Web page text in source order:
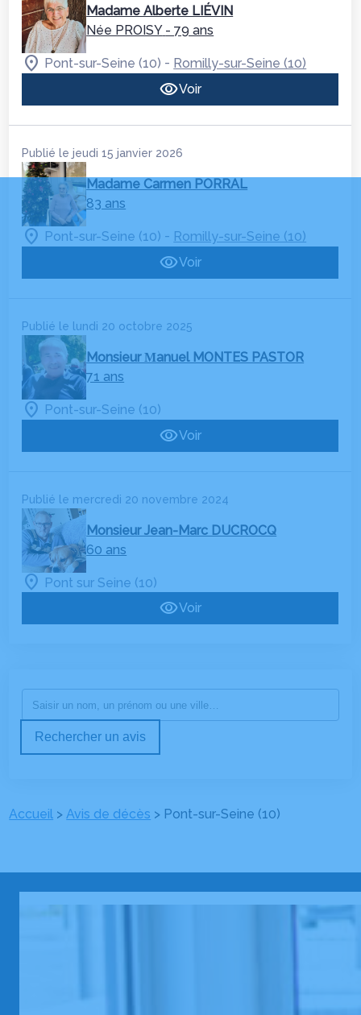
Madame Alberte LIÉVIN
Née PROISY - 79 ans
Pont-sur-Seine (10) - Romilly-sur-Seine (10)
Voir
Publié le jeudi 15 janvier 2026
Madame Carmen PORRAL
83 ans
Pont-sur-Seine (10) - Romilly-sur-Seine (10)
Voir
Publié le lundi 20 octobre 2025
Monsieur Μanuel MONTES PASTOR
71 ans
Pont-sur-Seine (10)
Voir
Publié le mercredi 20 novembre 2024
Monsieur Jean-Marc DUCROCQ
60 ans
Pont sur Seine (10)
Voir
Rechercher un avis
Accueil >Avis de décès > Pont-sur-Seine (10)